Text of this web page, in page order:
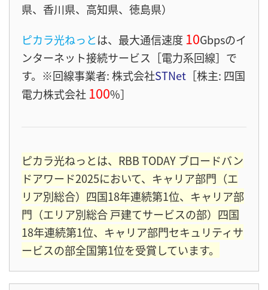
県、香川県、高知県、徳島県）
ピカラ光ねっとは、最大通信速度 10Gbpsのイ
ンターネット接続サービス［電力系回線］ で
す。※回線事業者: 株式会社STNet ［株主: 四国
電力株式会社 100%］
ピカラ光ねっとは、RBB TODAY ブロードバン
ドアワード2025において、キャリア部門（エ
リア別総合）四国18年連続第1位、キャリア部
門（エリア別総合 戸建てサービスの部）四国
18年連続第1位、キャリア部門セキュリティサ
ービスの部全国第1位を受賞しています。